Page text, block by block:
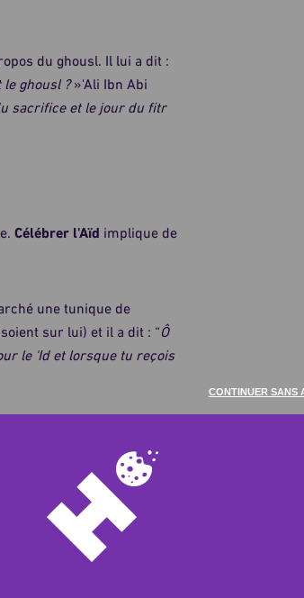
CONTINUER SANS
du ghousl. Il lui a dit :
le ghousl ?»'Ali Ibn Abi
sacrifice et le jour du fitr
Célébrer l'Aïd implique de
une tunique de
sur lui) et il a dit : “Ô
le 'Id et lorsque tu reçois
sur lui) ne sortait pas